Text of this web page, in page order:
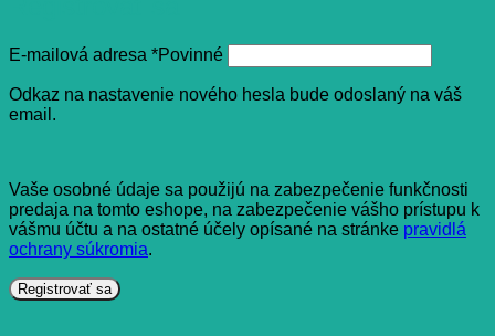
E-mailová adresa *Povinné
Odkaz na nastavenie nového hesla bude odoslaný na váš
email.
Vaše osobné údaje sa použijú na zabezpečenie funkčnosti
predaja na tomto eshope, na zabezpečenie vášho prístupu k
vášmu účtu a na ostatné účely opísané na stránke pravidlá
ochrany súkromia.
Registrovať sa